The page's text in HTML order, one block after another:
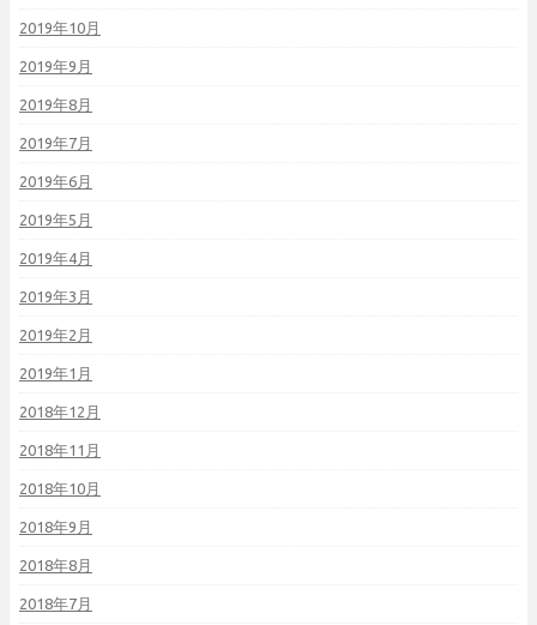
2019年10月
2019年9月
2019年8月
2019年7月
2019年6月
2019年5月
2019年4月
2019年3月
2019年2月
2019年1月
2018年12月
2018年11月
2018年10月
2018年9月
2018年8月
2018年7月